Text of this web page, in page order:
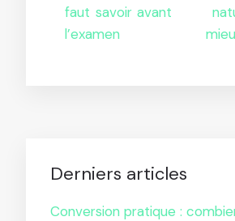
faut savoir avant
l’examen
Derniers articles
Conversion pratique :